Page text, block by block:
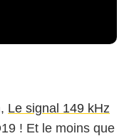
Le signal 149 kHz
! Et le moins que